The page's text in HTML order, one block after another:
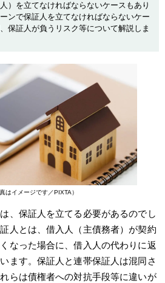
）を立てなければならないケースもあり
ンで保証人を立てなければならないケー
保証人が負うリスク等について解説しま
はイメージです／PIXTA）
、保証人を立てる必要があるのでし
人とは、借入人（主債務者）が契約
なった場合に、借入人の代わりに返
ます。保証人と連帯保証人は混同さ
らは債権者への対抗手段等に違いが